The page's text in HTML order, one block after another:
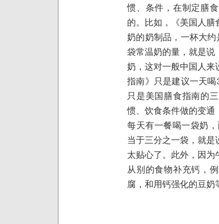
惯、条件，在制定膳
的。比如，《美国人
奶的奶制品，一杯大
袋常温奶的量，就是说
奶，这对一般中国人来
指南》只是建议一天
只是美国膳食指南的
惯、饮食条件做的变通
每天有一餐喝一袋奶
当于三分之一袋，就
太贴心了。此外，因
从别的食物补充钙，
腐，和用钙强化的豆奶